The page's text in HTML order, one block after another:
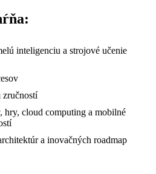
inteligenciu a strojové učenie
zručností
hry, cloud computing a mobilné
a inovačných roadmap